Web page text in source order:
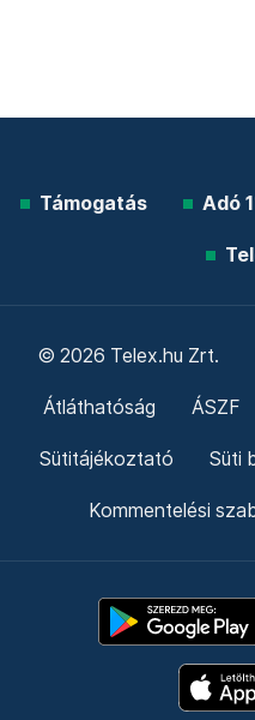
Támogatás Adó
© 2026 Telex.hu Zrt.
Átláthatóság ÁSZF
Sütitájékoztató Süti
Kommentelési